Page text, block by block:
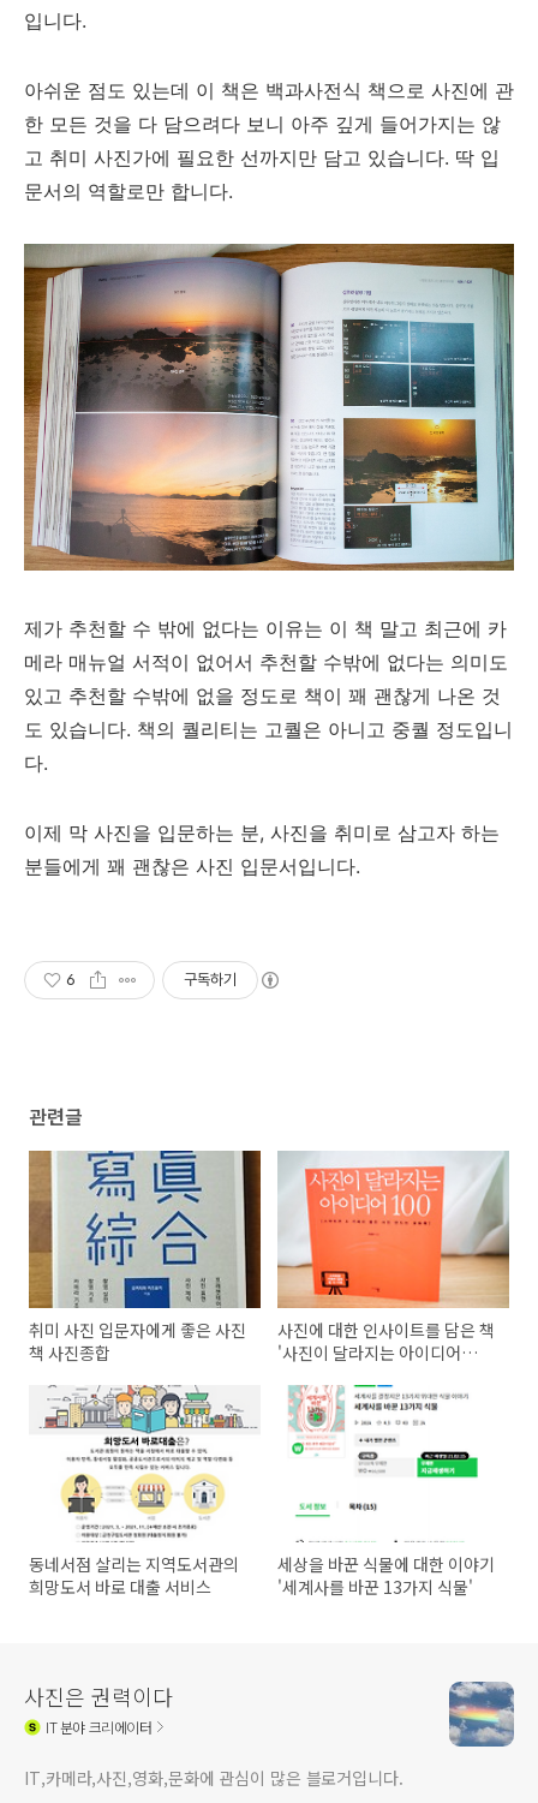
입니다.
아쉬운 점도 있는데 이 책은 백과사전식 책으로 사진에 관
한 모든 것을 다 담으려다 보니 아주 깊게 들어가지는 않
고 취미 사진가에 필요한 선까지만 담고 있습니다. 딱 입
문서의 역할로만 합니다.
제가 추천할 수 밖에 없다는 이유는 이 책 말고 최근에 카
메라 매뉴얼 서적이 없어서 추천할 수밖에 없다는 의미도
있고 추천할 수밖에 없을 정도로 책이 꽤 괜찮게 나온 것
도 있습니다. 책의 퀄리티는 고퀄은 아니고 중퀄 정도입니
다.
이제 막 사진을 입문하는 분, 사진을 취미로 삼고자 하는
분들에게 꽤 괜찮은 사진 입문서입니다.
6 구독하기
관련글
취미 사진 입문자에게 좋은 사진
책 사진종합
사진에 대한 인사이트를 담은 책
'사진이 달라지는 아이디어
동네서점 살리는 지역도서관의
희망도서 바로 대출 서비스
세상을 바꾼 식물에 대한 이야기
'세계사를 바꾼 13가지 식물'
사진은 권력이다
IT분야 크리에이터
IT,카메라,사진,영화,문화에 관심이 많은 블로거입니다.